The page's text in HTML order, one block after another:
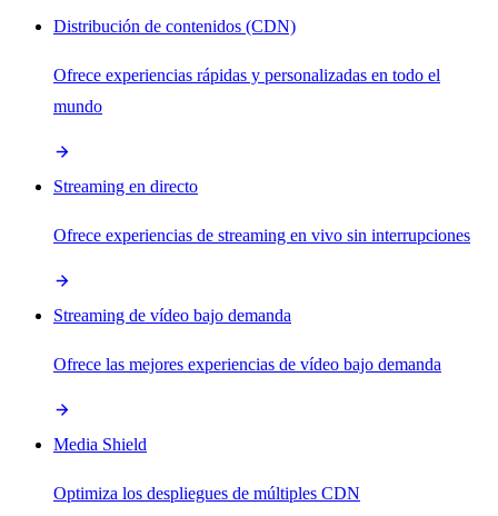
Distribución de contenidos (CDN)
Ofrece experiencias rápidas y personalizadas en todo el
mundo
Streaming en directo
Ofrece experiencias de streaming en vivo sin interrupciones
Streaming de vídeo bajo demanda
Ofrece las mejores experiencias de vídeo bajo demanda
Media Shield
Optimiza los despliegues de múltiples CDN